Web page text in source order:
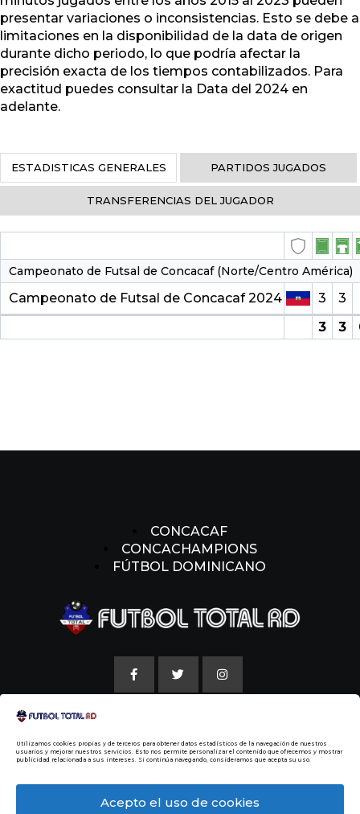
Utilizamos cookies propias y de terceros para obtener datos estadísticos de la navegación de nuestros
usuarios y mejorar nuestros servicios. Esto nos permite personalizar el contenido que ofrecemos y mostrar
publicidad relacionada a sus intereses. Si continúa navegando, consideramos que acepta su uso.
Acepto el uso de cookies
presentar variaciones o inconsistencias. Esto se debe a
limitaciones en la disponibilidad de la data de origen
durante dicho periodo, lo que podría afectar la
precisión exacta de los tiempos contabilizados. Para
exactitud puedes consultar la Data del 2024 en
adelante.
ESTADISTICAS GENERALES PARTIDOS JUGADOS
TRANSFERENCIAS DEL JUGADOR
Campeonato de Futsal de Concacaf (Norte/Centro América)
Campeonato de Futsal de Concacaf 2024 3
3
3
3
CONCACAF
CONCACHAMPIONS
FÚTBOL DOMINICANO
POLITICAS DE COOKIE